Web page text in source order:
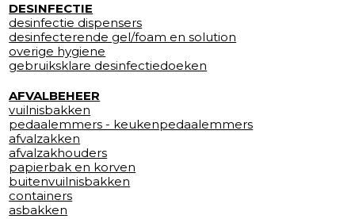
DESINFECTIE
desinfectie dispensers
desinfecterende gel/foam en solution
overige hygiene
gebruiksklare desinfectiedoeken
AFVALBEHEER
vuilnisbakken
pedaalemmers - keukenpedaalemmers
afvalzakken
afvalzakhouders
papierbak en korven
buitenvuilnisbakken
containers
asbakken